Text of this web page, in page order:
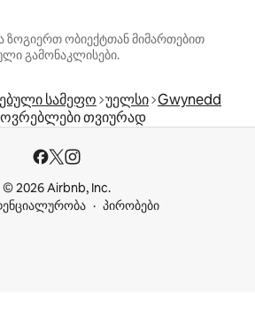
ზოგიერთ ობიექტთან მიმართებით
გამონაკლისები.
სამეფო უელსი Gwynedd
თვიურად
© 2026 Airbnb, Inc.
პირობები